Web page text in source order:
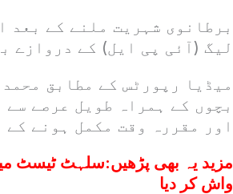
برطانوی شہریت ملنے کے بعد
لیگ (آئی پی ایل) کے دروازے
میڈیا رپورٹس کے مطابق
بچوں کے ہمراہ طویل عرصے
اور مقررہ وقت مکمل ہونے
مزید یہ بھی پڑھیں:سلہٹ ٹیسٹ
واش کر دیا